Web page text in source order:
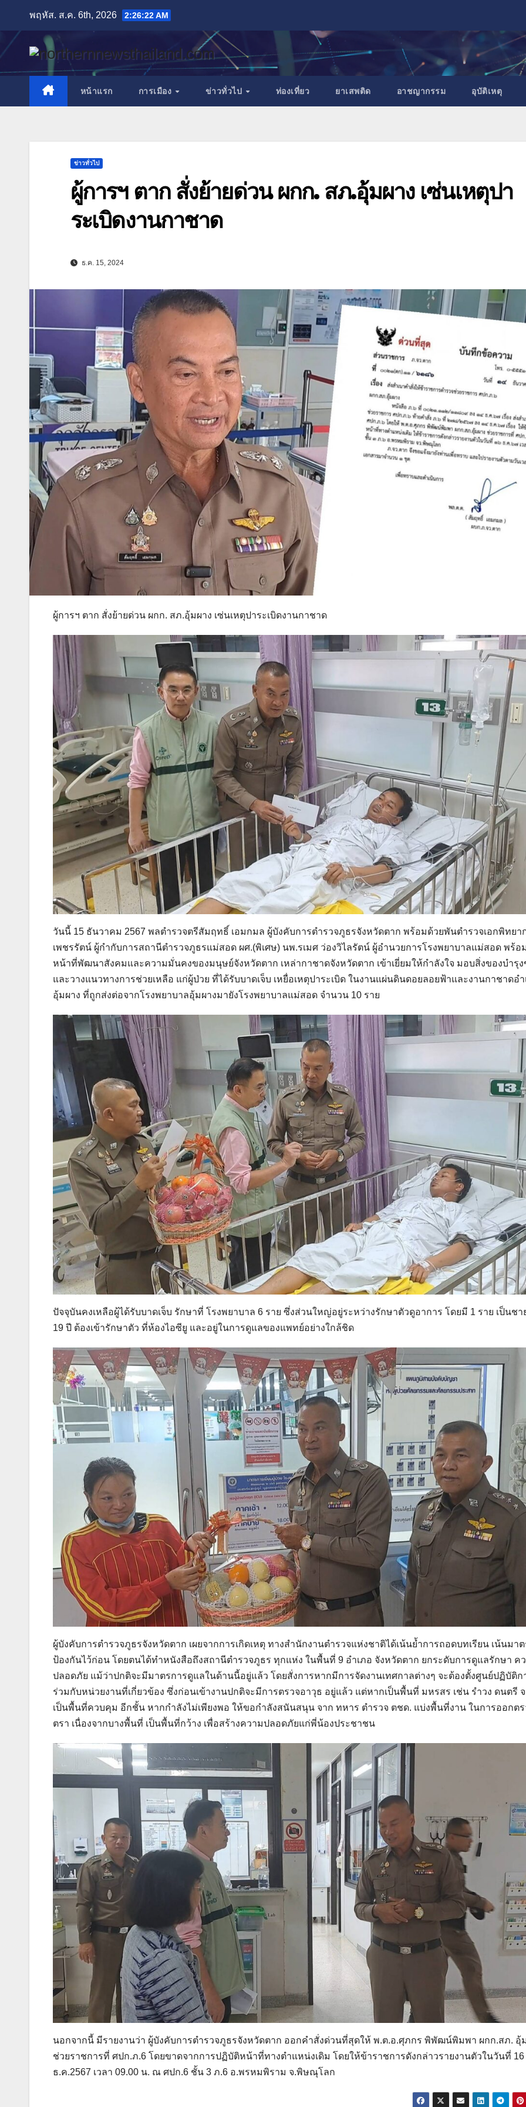
content
พฤหัส. ส.ค. 6th, 2026 2:26:24 AM
หน้าแรก การเมือง ข่าวทั่วไป ท่องเที่ยว ยาเสพติด อาชญากรรม อุบัติเหตุ
ข่าวทั่วไป
ผู้การฯ ตาก สั่งย้ายด่วน ผกก. สภ.อุ้มผาง เซ่นเหตุปา
ระเบิดงานกาชาด
ธ.ค. 15, 2024
ผู้การฯ ตาก สั่งย้ายด่วน ผกก. สภ.อุ้มผาง เซ่นเหตุปาระเบิดงานกาชาด
วันนี้ 15 ธันวาคม 2567 พลตำรวจตรีสัมฤทธิ์ เอมกมล ผู้บังคับการตำรวจภูธรจังหวัดตาก พร้อมด้วยพันตำรวจเอกพิทยา
เพชรรัตน์ ผู้กำกับการสถานีตำรวจภูธรแม่สอด ผศ.(พิเศษ) นพ.รเมศ ว่องวิไลรัตน์ ผู้อำนวยการโรงพยาบาลแม่สอด พร้อ
หน้าที่พัฒนาสังคมและความมั่นคงของมนุษย์จังหวัดตาก เหล่ากาชาดจังหวัดตาก เข้าเยี่ยมให้กำลังใจ มอบสิ่งของบำรุ
และวางแนวทางการช่วยเหลือ แก่ผู้ป่วย ที่ได้รับบาดเจ็บ เหยื่อเหตุปาระเบิด ในงานแผ่นดินดอยลอยฟ้าและงานกาชาดอำ
อุ้มผาง ที่ถูกส่งต่อจากโรงพยาบาลอุ้มผางมายังโรงพยาบาลแม่สอด จำนวน 10 ราย
ปัจจุบันคงเหลือผู้ได้รับบาดเจ็บ รักษาที่ โรงพยาบาล 6 ราย ซึ่งส่วนใหญ่อยู่ระหว่างรักษาตัวดูอาการ โดยมี 1 ราย เป็นชา
19 ปี ต้องเข้ารักษาตัว ที่ห้องไอซียู และอยู่ในการดูแลของแพทย์อย่างใกล้ชิด
ผู้บังคับการตำรวจภูธรจังหวัดตาก เผยจากการเกิดเหตุ ทางสำนักงานตำรวจแห่งชาติได้เน้นย้ำการถอดบทเรียน เน้นมา
ป้องกันไว้ก่อน โดยตนได้ทำหนังสือถึงสถานีตำรวจภูธร ทุกแห่ง ในพื้นที่ 9 อำเภอ จังหวัดตาก ยกระดับการดูแลรักษา ค
ปลอดภัย แม้ว่าปกติจะมีมาตรการดูแลในด้านนี้อยู่แล้ว โดยสั่งการหากมีการจัดงานเทศกาลต่างๆ จะต้องตั้งศูนย์ปฏิบัติก
ร่วมกับหน่วยงานที่เกี่ยวข้อง ซึ่งก่อนเข้างานปกติจะมีการตรวจอาวุธ อยู่แล้ว แต่หากเป็นพื้นที่ มหรสร เช่น รำวง ดนตรี
เป็นพื้นที่ควบคุม อีกชั้น หากกำลังไม่เพียงพอ ให้ขอกำลังสนันสนุน จาก ทหาร ตำรวจ ตชด. แบ่งพื้นที่งาน ในการออกตร
ตรา เนื่องจากบางพื้นที่ เป็นพื้นที่กว้าง เพื่อสร้างความปลอดภัยแก่พี่น้องประชาชน
นอกจากนี้ มีรายงานว่า ผู้บังคับการตำรวจภูธรจังหวัดตาก ออกคำสั่งด่วนที่สุดให้ พ.ต.อ.ศุภกร พิพัฒน์พิมพา ผกก.สภ. อุ้
ช่วยราชการที่ ศปก.ภ.6 โดยขาดจากการปฏิบัติหน้าที่ทางตำแหน่งเดิม โดยให้ข้าราชการดังกล่าวรายงานตัวในวันที่ 16
ธ.ค.2567 เวลา 09.00 น. ณ ศปก.6 ชั้น 3 ภ.6 อ.พรหมพิราม จ.พิษณุโลก